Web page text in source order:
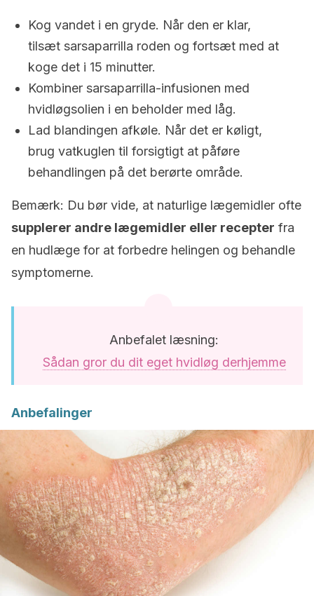
Kog vandet i en gryde. Når den er klar,
tilsæt sarsaparrilla roden og fortsæt med at
koge det i 15 minutter.
Kombiner sarsaparrilla-infusionen med
hvidløgsolien i en beholder med låg.
Lad blandingen afkøle. Når det er køligt,
brug vatkuglen til forsigtigt at påføre
behandlingen på det berørte område.
Bemærk: Du bør vide, at naturlige lægemidler ofte
supplerer andre lægemidler eller recepter fra
en hudlæge for at forbedre helingen og behandle
symptomerne.
Anbefalet læsning:
Sådan gror du dit eget hvidløg derhjemme
Anbefalinger